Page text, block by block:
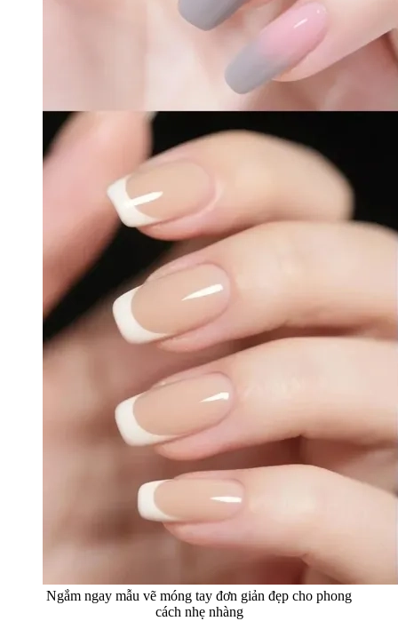
Ngắm ngay mẫu vẽ móng tay đơn giản đẹp cho phong
cách nhẹ nhàng